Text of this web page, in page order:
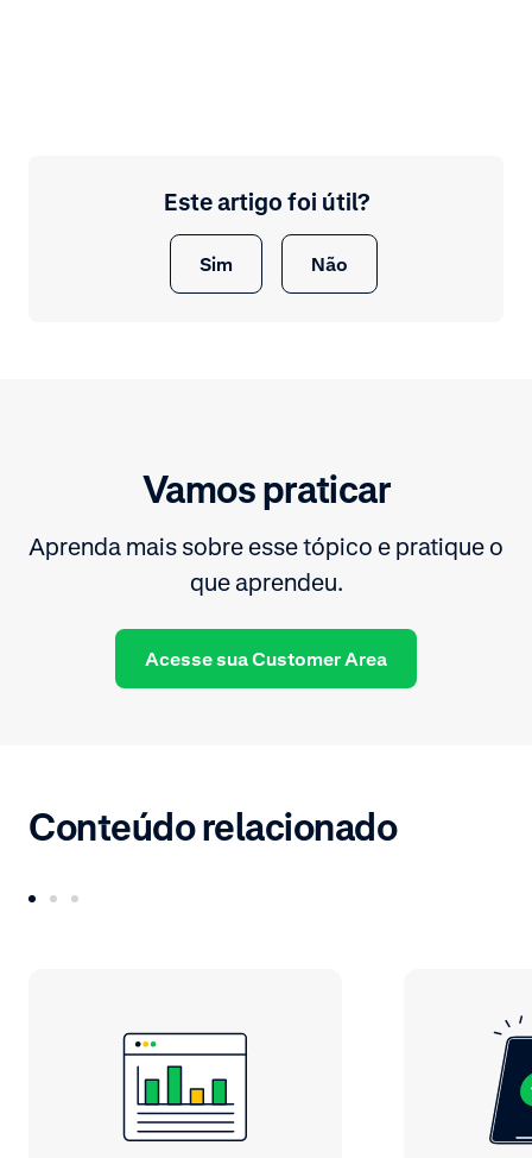
Este artigo foi útil?
Sim Não
Vamos praticar
Aprenda mais sobre esse tópico e pratique o
que aprendeu.
Acesse sua Customer Area
Conteúdo relacionado